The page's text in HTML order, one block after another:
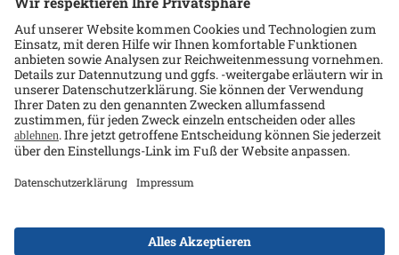
Shop-Service
Informationen
Ansprechpartner
Kontakt